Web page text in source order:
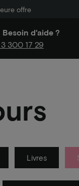
offre
Besoin d'aide ?
300 17 29
Livres